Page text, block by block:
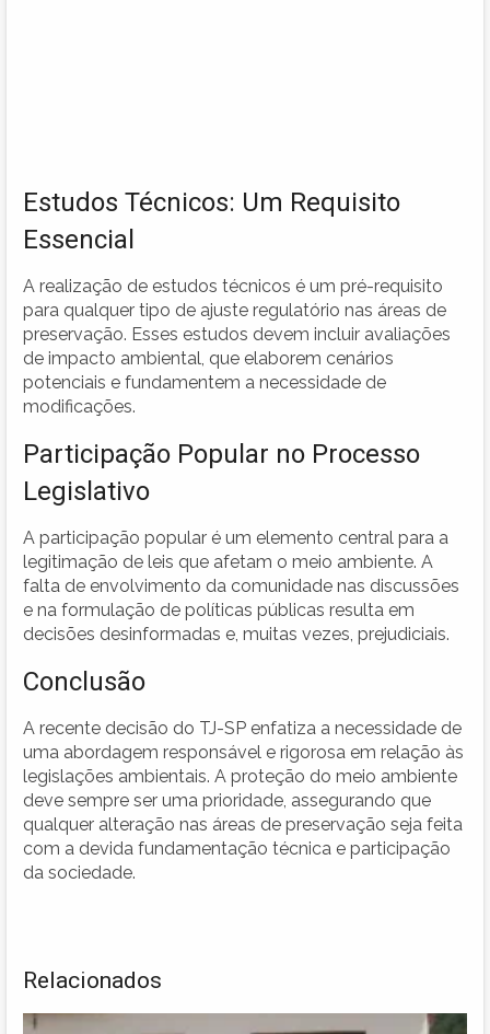
Estudos Técnicos: Um Requisito
Essencial
A realização de estudos técnicos é um pré-requisito
para qualquer tipo de ajuste regulatório nas áreas de
preservação. Esses estudos devem incluir avaliações
de impacto ambiental, que elaborem cenários
potenciais e fundamentem a necessidade de
modificações.
Participação Popular no Processo
Legislativo
A participação popular é um elemento central para a
legitimação de leis que afetam o meio ambiente. A
falta de envolvimento da comunidade nas discussões
e na formulação de políticas públicas resulta em
decisões desinformadas e, muitas vezes, prejudiciais.
Conclusão
A recente decisão do TJ-SP enfatiza a necessidade de
uma abordagem responsável e rigorosa em relação às
legislações ambientais. A proteção do meio ambiente
deve sempre ser uma prioridade, assegurando que
qualquer alteração nas áreas de preservação seja feita
com a devida fundamentação técnica e participação
da sociedade.
Relacionados